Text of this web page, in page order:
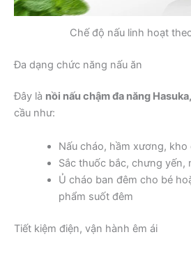
Chế độ nấu linh hoạt
Đa dạng chức năng nấu ăn
Đây là nồi nấu chậm đa năng Hasuka,
cầu như:
Nấu cháo, hầm xương, kho
Sắc thuốc bắc, chưng yến,
Ủ cháo ban đêm cho bé
phẩm suốt đêm
Tiết kiệm điện, vận hành êm ái